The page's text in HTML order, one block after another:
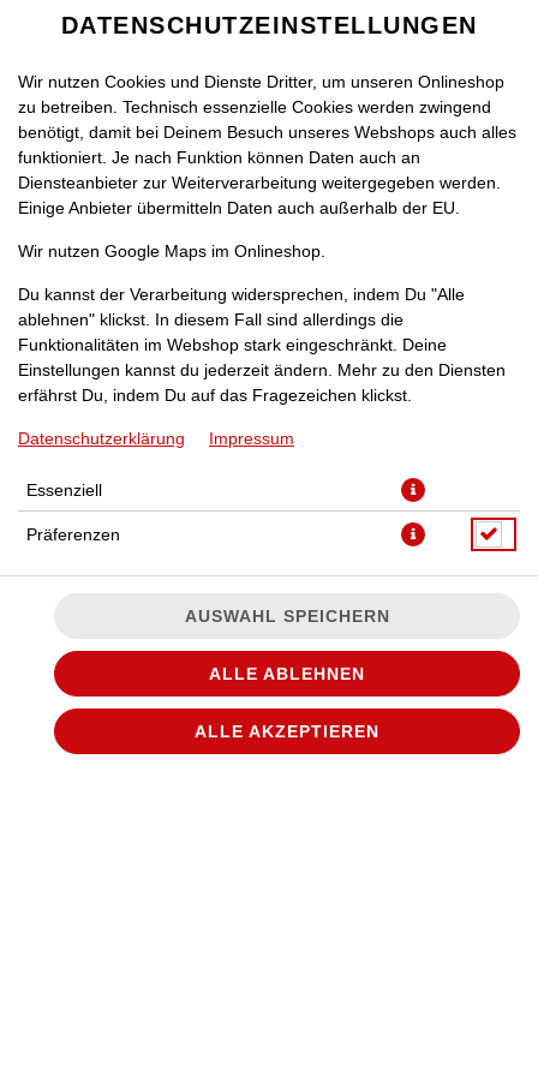
PIZZA ST. PAULI [40]
mit Peperoni-Salami, Sauce Hollandaise und Jalapenos
JETZT BESTELLEN
DATENSCHUTZEINSTELLUNGEN
Wir nutzen Cookies und Dienste Dritter, um unseren Onlineshop
zu betreiben. Technisch essenzielle Cookies werden zwingend
benötigt, damit bei Deinem Besuch unseres Webshops auch alles
funktioniert. Je nach Funktion können Daten auch an
Diensteanbieter zur Weiterverarbeitung weitergegeben werden.
Einige Anbieter übermitteln Daten auch außerhalb der EU.
Wir nutzen Google Maps im Onlineshop.
Du kannst der Verarbeitung widersprechen, indem Du "Alle
ablehnen" klickst. In diesem Fall sind allerdings die
Funktionalitäten im Webshop stark eingeschränkt. Deine
Einstellungen kannst du jederzeit ändern. Mehr zu den Diensten
erfährst Du, indem Du auf das Fragezeichen klickst.
Datenschutzerklärung Impressum
Essenziell
Präferenzen
AUSWAHL SPEICHERN
ALLE ABLEHNEN
ALLE AKZEPTIEREN